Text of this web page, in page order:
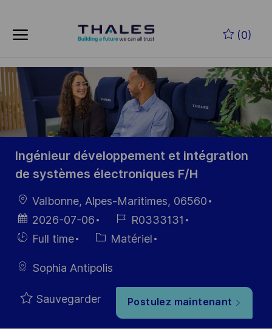
(0)
-
Ingénieur développement et intégration
de systèmes électroniques F/H
localisation
Valbonne, Alpes-Maritimes, 06560
Date
d’affichage
2026-07-06
Référence
du poste
R0333131
HiringFull time Catégorie
Matériel
Sophia Antipolis
Sauvegarder Postulez maintenant